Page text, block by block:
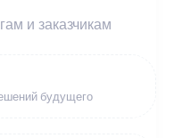
и заказчикам
будущего